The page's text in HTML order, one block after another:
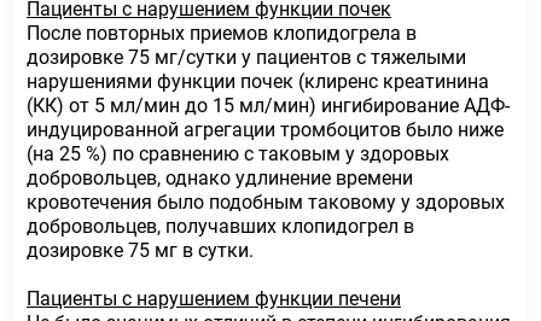
Пациенты с нарушением функции почек
После повторных приемов клопидогрела в
дозировке 75 мг/сутки у пациентов с тяжелыми
нарушениями функции почек (клиренс креатинина
(КК) от 5 мл/мин до 15 мл/мин) ингибирование АДФ-
индуцированной агрегации тромбоцитов было ниже
(на 25 %) по сравнению с таковым у здоровых
добровольцев, однако удлинение времени
кровотечения было подобным таковому у здоровых
добровольцев, получавших клопидогрел в
дозировке 75 мг в сутки.
Пациенты с нарушением функции печени